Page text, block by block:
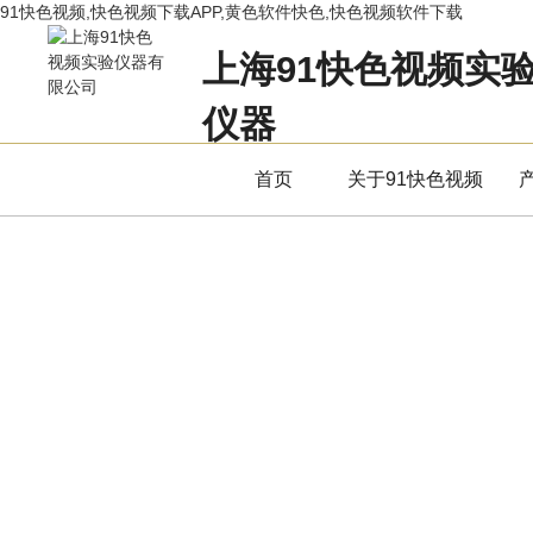
91快色视频,快色视频下载APP,黄色软件快色,快色视频软件下载
上海91快色视频实
仪器
立足专业，用服务赢得市场
首页 关于91快色视频